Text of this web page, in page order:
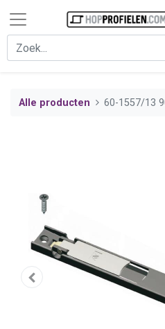
Alle producten 60-1557/13